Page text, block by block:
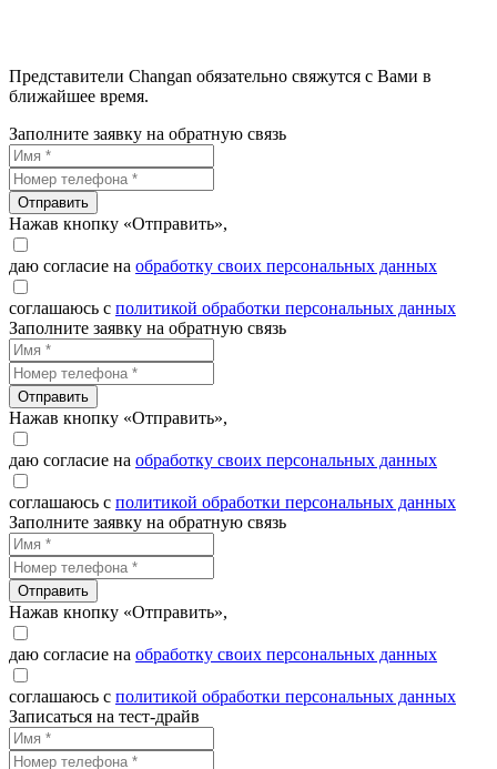
Представители Changan обязательно свяжутся с Вами в
ближайшее время.
Заполните заявку на обратную связь
Отправить
Нажав кнопку «Отправить»,
даю согласие на обработку своих персональных данных
соглашаюсь с политикой обработки персональных данных
Заполните заявку на обратную связь
Отправить
Нажав кнопку «Отправить»,
даю согласие на обработку своих персональных данных
соглашаюсь с политикой обработки персональных данных
Заполните заявку на обратную связь
Отправить
Нажав кнопку «Отправить»,
даю согласие на обработку своих персональных данных
соглашаюсь с политикой обработки персональных данных
Записаться на тест-драйв